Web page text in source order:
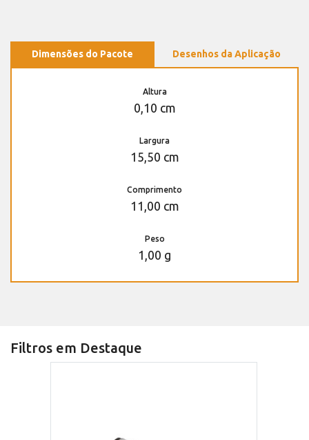
Dimensões do Pacote Desenhos da Aplicação
Altura
0,10 cm
Largura
15,50 cm
Comprimento
11,00 cm
Peso
1,00 g
Filtros em Destaque